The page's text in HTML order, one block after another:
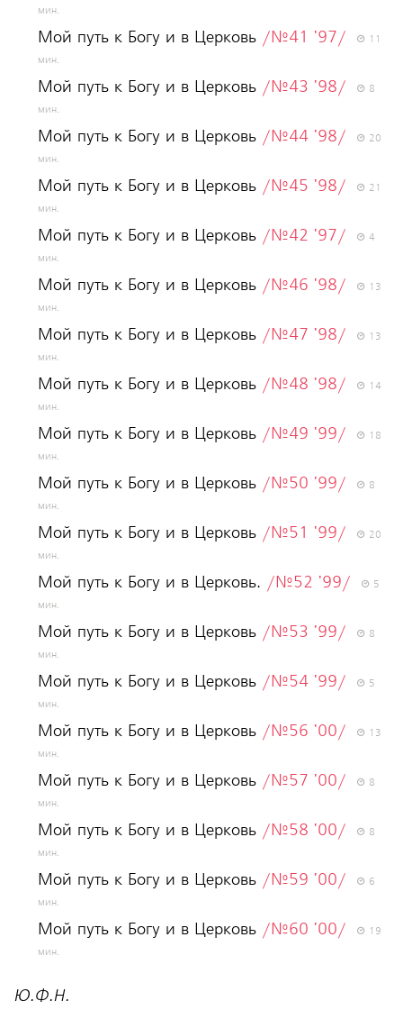
мин.
Мой путь к Богу и в Церковь /№41 '97/
11
мин.
Мой путь к Богу и в Церковь /№43 '98/
8
мин.
Мой путь к Богу и в Церковь /№44 '98/
20
мин.
Мой путь к Богу и в Церковь /№45 '98/
21
мин.
Мой путь к Богу и в Церковь /№42 '97/
4
мин.
Мой путь к Богу и в Церковь /№46 '98/
13
мин.
Мой путь к Богу и в Церковь /№47 '98/
13
мин.
Мой путь к Богу и в Церковь /№48 '98/
14
мин.
Мой путь к Богу и в Церковь /№49 '99/
18
мин.
Мой путь к Богу и в Церковь /№50 '99/
8
мин.
Мой путь к Богу и в Церковь /№51 '99/
20
мин.
Мой путь к Богу и в Церковь. /№52 '99/
5
мин.
Мой путь к Богу и в Церковь /№53 '99/
8
мин.
Мой путь к Богу и в Церковь /№54 '99/
5
мин.
Мой путь к Богу и в Церковь /№56 '00/
13
мин.
Мой путь к Богу и в Церковь /№57 '00/
8
мин.
Мой путь к Богу и в Церковь /№58 '00/
8
мин.
Мой путь к Богу и в Церковь /№59 '00/
6
мин.
Мой путь к Богу и в Церковь /№60 '00/
19
мин.
Ю.Ф.Н.